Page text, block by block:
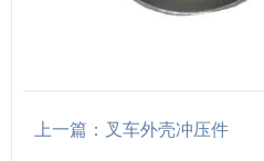
上一篇：叉车外壳冲压件